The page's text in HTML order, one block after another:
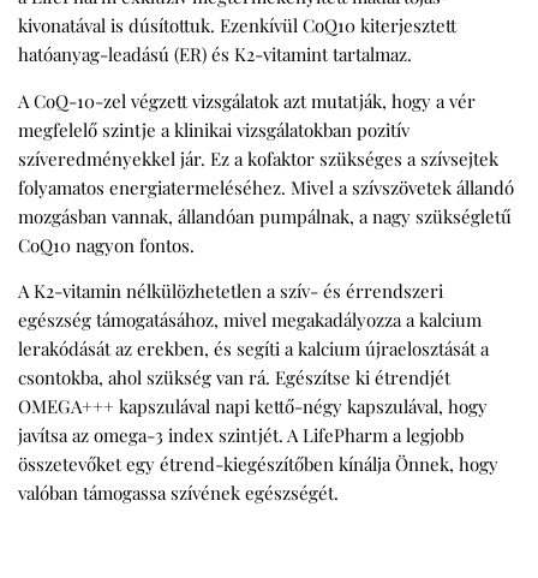
kivonatával is dúsítottuk. Ezenkívül CoQ10 kiterjesztett
hatóanyag-leadású (ER) és K2-vitamint tartalmaz.
A CoQ-10-zel végzett vizsgálatok azt mutatják, hogy a vér
megfelelő szintje a klinikai vizsgálatokban pozitív
szíveredményekkel jár. Ez a kofaktor szükséges a szívsejtek
folyamatos energiatermeléséhez. Mivel a szívszövetek állandó
mozgásban vannak, állandóan pumpálnak, a nagy szükségletű
CoQ10 nagyon fontos.
A K2-vitamin nélkülözhetetlen a szív- és érrendszeri
egészség támogatásához, mivel megakadályozza a kalcium
lerakódását az erekben, és segíti a kalcium újraelosztását a
csontokba, ahol szükség van rá. Egészítse ki étrendjét
OMEGA+++ kapszulával napi kettő-négy kapszulával, hogy
javítsa az omega-3 index szintjét. A LifePharm a legjobb
összetevőket egy étrend-kiegészítőben kínálja Önnek, hogy
valóban támogassa szívének egészségét.